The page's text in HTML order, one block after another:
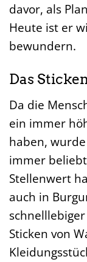
davor, als
Heute ist er
bewundern.
Das
Da die
ein immer
haben,
immer
Stellenwert
auch in
Sticken von